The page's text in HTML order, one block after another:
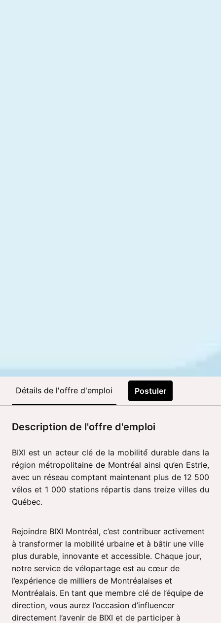
Détails de l'offre d'emploi Postuler
Description de l'offre d'emploi
BIXI est un acteur clé de la mobilité́ durable dans la
région métropolitaine de Montréal ainsi qu’en Estrie,
avec un réseau comptant maintenant plus de 12 500
vélos et 1 000 stations répartis dans treize villes du
Québec.
Rejoindre BIXI Montréal, c’est contribuer activement
à transformer la mobilité urbaine et à bâtir une ville
plus durable, innovante et accessible. Chaque jour,
notre service de vélopartage est au cœur de
l’expérience de milliers de Montréalaises et
Montréalais. En tant que membre clé de l’équipe de
direction, vous aurez l’occasion d’influencer
directement l’avenir de BIXI et de participer à